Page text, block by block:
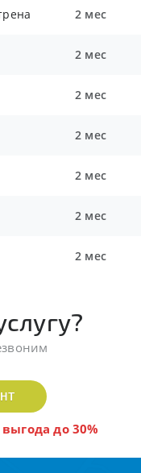
2 мес
2 мес
2 мес
2 мес
2 мес
2 мес
2 мес
до 30%